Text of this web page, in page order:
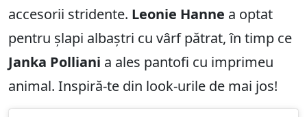
accesorii stridente. Leonie Hanne a optat
pentru șlapi albaștri cu vârf pătrat, în timp ce
Janka Polliani a ales pantofi cu imprimeu
animal. Inspiră-te din look-urile de mai jos!